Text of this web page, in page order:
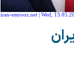
iran-emrooz.net | Wed,